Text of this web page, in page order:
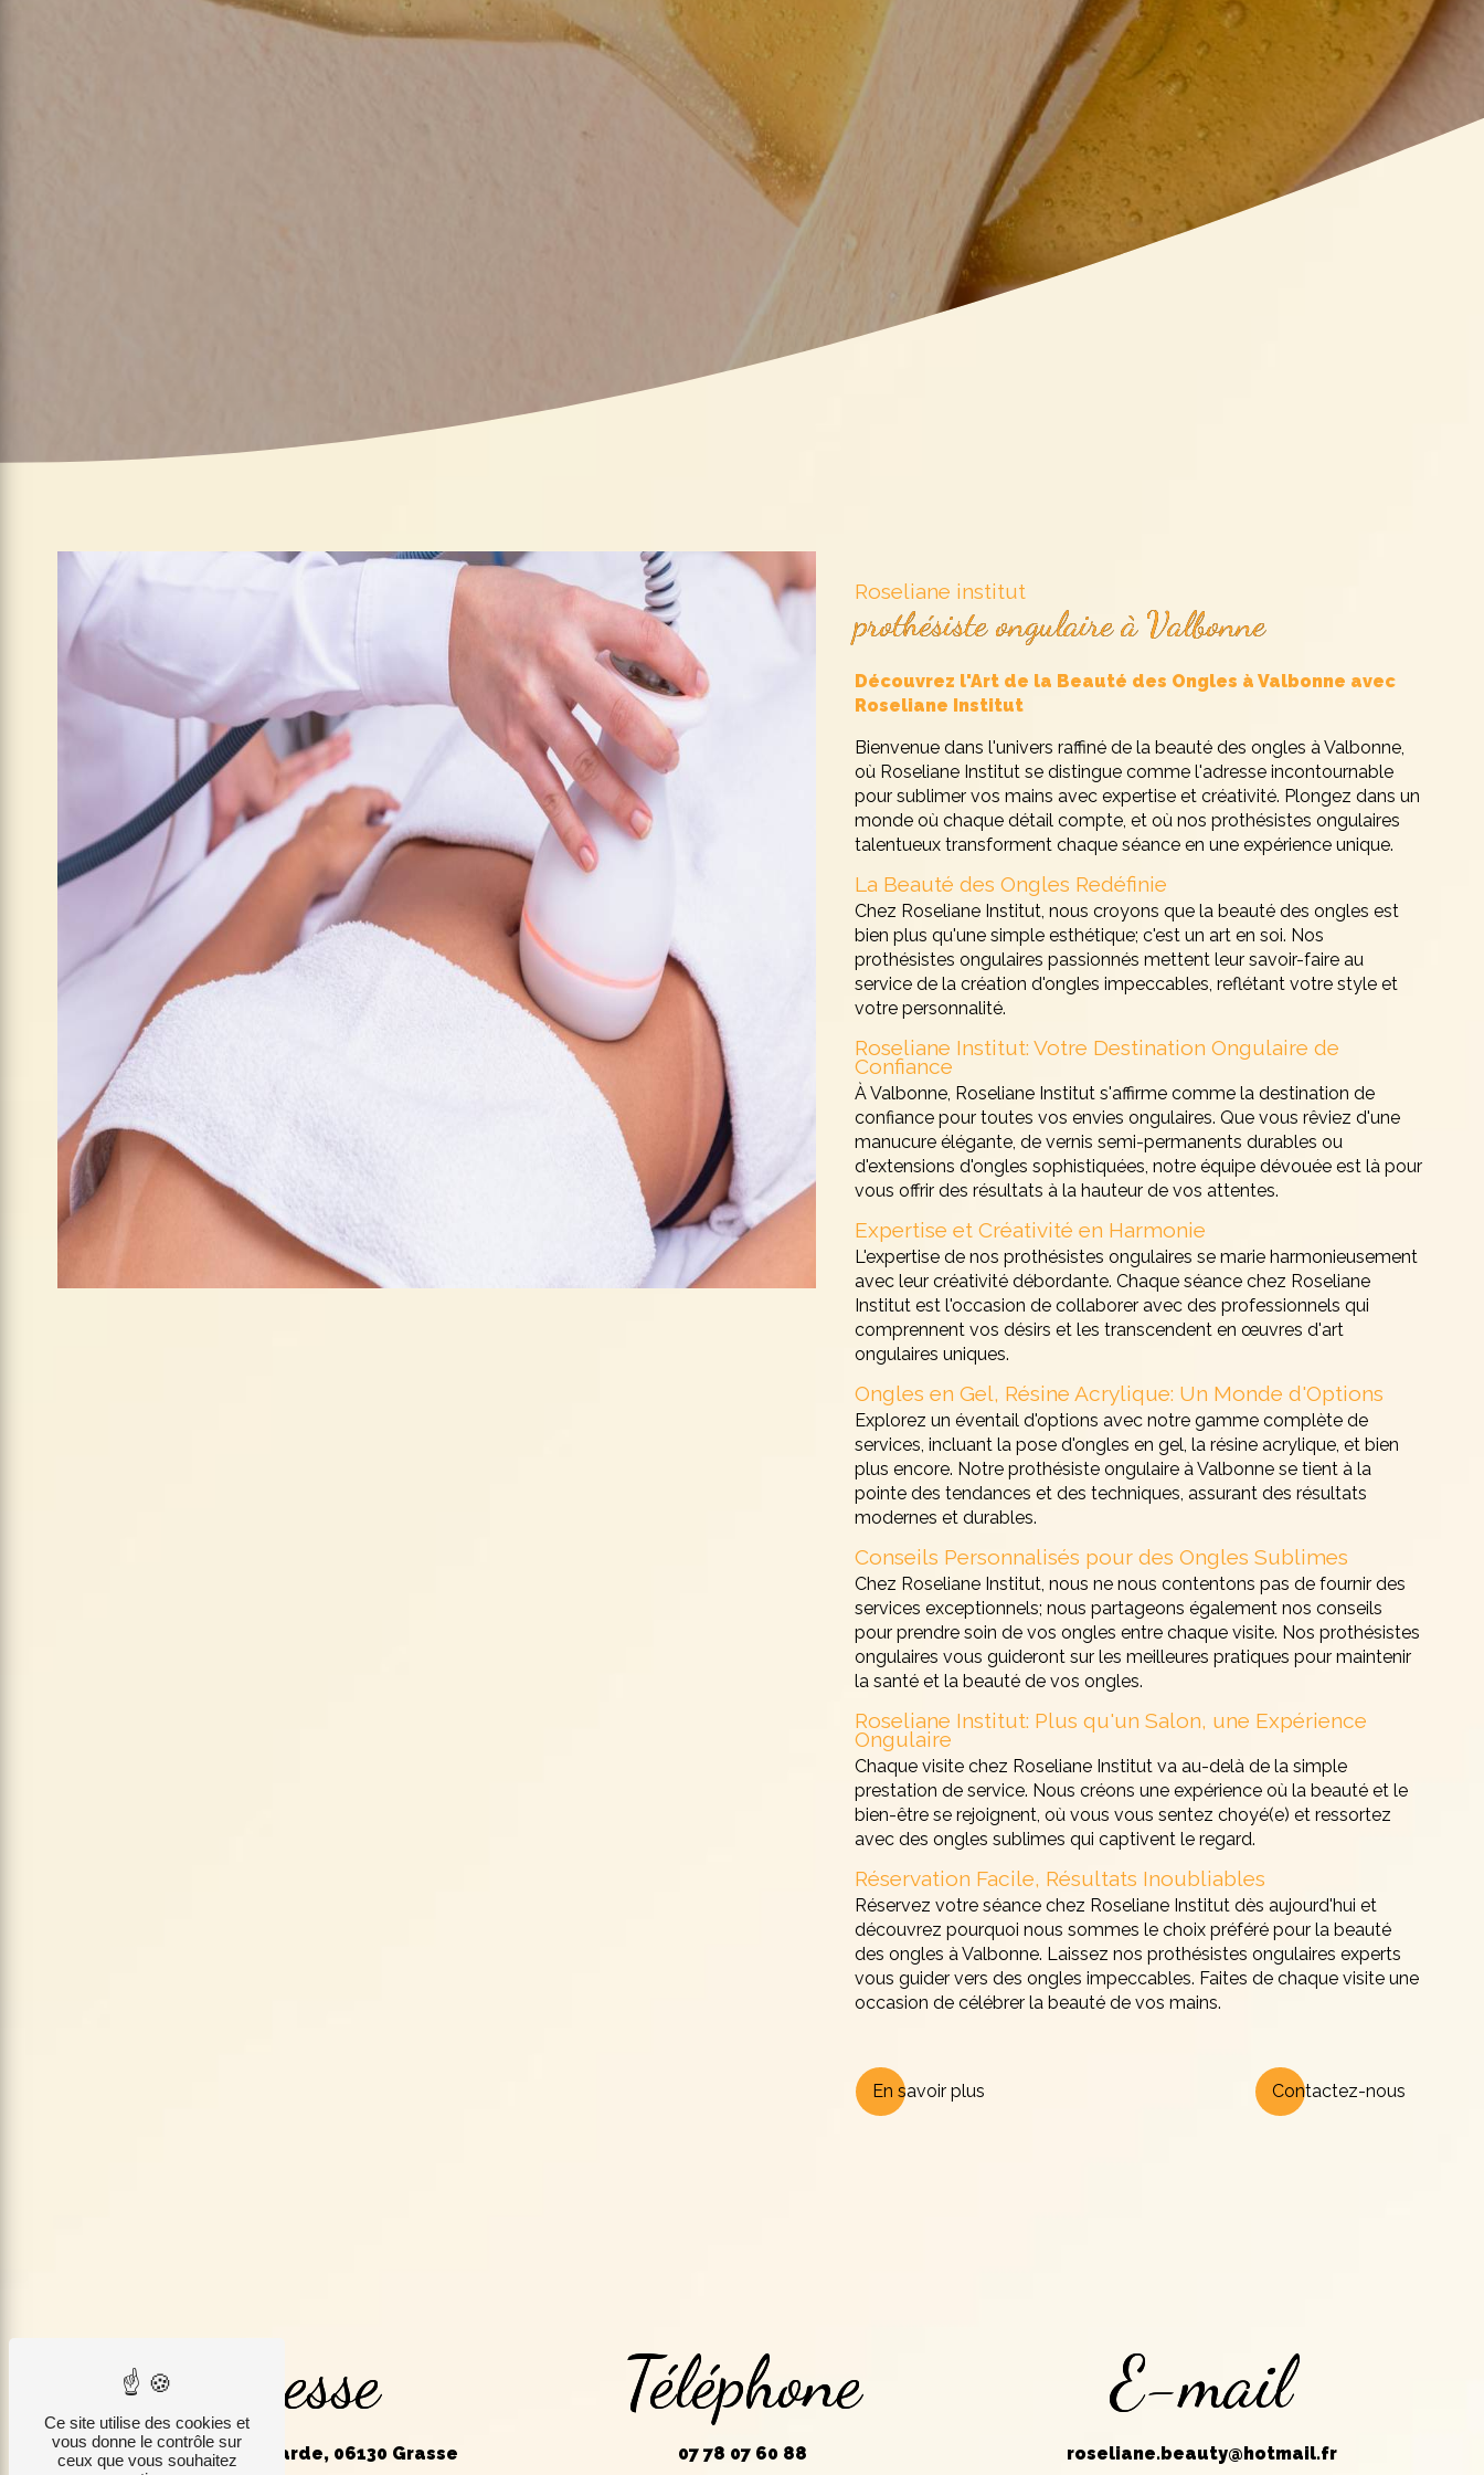
Roseliane institut
prothésiste ongulaire à Valbonne
Découvrez l'Art de la Beauté des Ongles à Valbonne avec
Roseliane Institut
Bienvenue dans l'univers raffiné de la beauté des ongles à Valbonne,
où Roseliane Institut se distingue comme l'adresse incontournable
pour sublimer vos mains avec expertise et créativité. Plongez dans un
monde où chaque détail compte, et où nos prothésistes ongulaires
talentueux transforment chaque séance en une expérience unique.
La Beauté des Ongles Redéfinie
Chez Roseliane Institut, nous croyons que la beauté des ongles est
bien plus qu'une simple esthétique; c'est un art en soi. Nos
prothésistes ongulaires passionnés mettent leur savoir-faire au
service de la création d'ongles impeccables, reflétant votre style et
votre personnalité.
Roseliane Institut: Votre Destination Ongulaire de
Confiance
À Valbonne, Roseliane Institut s'affirme comme la destination de
confiance pour toutes vos envies ongulaires. Que vous rêviez d'une
manucure élégante, de vernis semi-permanents durables ou
d'extensions d'ongles sophistiquées, notre équipe dévouée est là pour
vous offrir des résultats à la hauteur de vos attentes.
Expertise et Créativité en Harmonie
L'expertise de nos prothésistes ongulaires se marie harmonieusement
avec leur créativité débordante. Chaque séance chez Roseliane
Institut est l'occasion de collaborer avec des professionnels qui
comprennent vos désirs et les transcendent en œuvres d'art
ongulaires uniques.
Ongles en Gel, Résine Acrylique: Un Monde d'Options
Explorez un éventail d'options avec notre gamme complète de
services, incluant la pose d'ongles en gel, la résine acrylique, et bien
plus encore. Notre prothésiste ongulaire à Valbonne se tient à la
pointe des tendances et des techniques, assurant des résultats
modernes et durables.
Conseils Personnalisés pour des Ongles Sublimes
Chez Roseliane Institut, nous ne nous contentons pas de fournir des
services exceptionnels; nous partageons également nos conseils
pour prendre soin de vos ongles entre chaque visite. Nos prothésistes
ongulaires vous guideront sur les meilleures pratiques pour maintenir
la santé et la beauté de vos ongles.
Roseliane Institut: Plus qu'un Salon, une Expérience
Ongulaire
Chaque visite chez Roseliane Institut va au-delà de la simple
prestation de service. Nous créons une expérience où la beauté et le
bien-être se rejoignent, où vous vous sentez choyé(e) et ressortez
avec des ongles sublimes qui captivent le regard.
Réservation Facile, Résultats Inoubliables
Réservez votre séance chez Roseliane Institut dès aujourd'hui et
découvrez pourquoi nous sommes le choix préféré pour la beauté
des ongles à Valbonne. Laissez nos prothésistes ongulaires experts
vous guider vers des ongles impeccables. Faites de chaque visite une
occasion de célébrer la beauté de vos mains.
En savoir plus Contactez-nous
Adresse
93 Rte de la Marigarde, 06130 Grasse
Téléphone
07 78 07 60 88
E-mail
roseliane.beauty@hotmail.fr
Ce site utilise des cookies et
vous donne le contrôle sur
ceux que vous souhaitez